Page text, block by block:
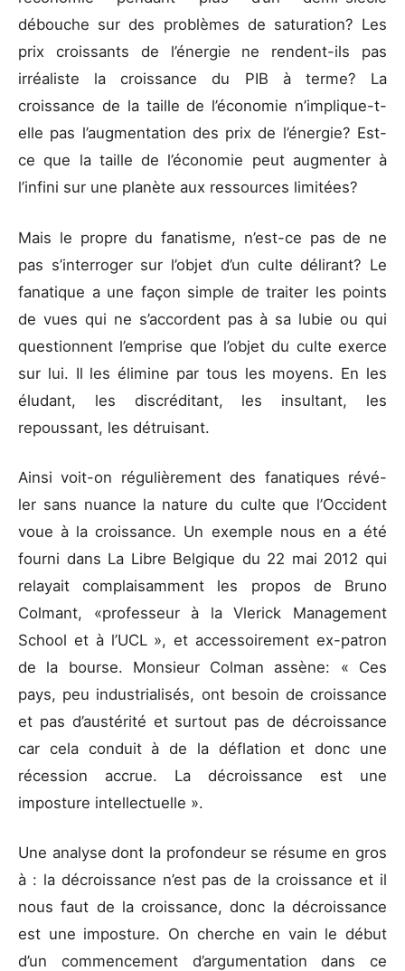
débouche sur des problèmes de saturation? Les
prix croissants de l’énergie ne rendent-ils pas
irréaliste la croissance du PIB à terme? La
croissance de la taille de l’économie n’implique-t-
elle pas l’augmentation des prix de l’énergie? Est-
ce que la taille de l’économie peut augmenter à
l’infini sur une planète aux ressources limitées?
Mais le propre du fanatisme, n’est-ce pas de ne
pas s’interroger sur l’objet d’un culte délirant? Le
fanatique a une façon simple de traiter les points
de vues qui ne s’accordent pas à sa lubie ou qui
questionnent l’emprise que l’objet du culte exerce
sur lui. Il les élimine par tous les moyens. En les
éludant, les discréditant, les insultant, les
repoussant, les détruisant.
Ainsi voit-on régulièrement des fanatiques révé-
ler sans nuance la nature du culte que l’Occident
voue à la croissance. Un exemple nous en a été
fourni dans La Libre Belgique du 22 mai 2012 qui
relayait complaisamment les propos de Bruno
Colmant, «professeur à la Vlerick Management
School et à l’UCL », et accessoirement ex-patron
de la bourse. Monsieur Colman assène: « Ces
pays, peu industrialisés, ont besoin de croissance
et pas d’austérité et surtout pas de décroissance
car cela conduit à de la déflation et donc une
récession accrue. La décroissance est une
imposture intellectuelle ».
Une analyse dont la profondeur se résume en gros
à : la décroissance n’est pas de la croissance et il
nous faut de la croissance, donc la décroissance
est une imposture. On cherche en vain le début
d’un commencement d’argumentation dans ce